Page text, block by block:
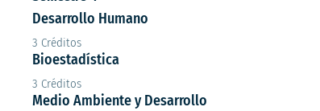
Desarrollo Humano
3 Créditos
Bioestadística
3 Créditos
Medio Ambiente y Desarrollo